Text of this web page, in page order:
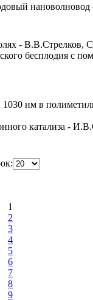
-
бесплодия с
1030 нм в
катализа -
1
2
3
4
5
6
7
8
9